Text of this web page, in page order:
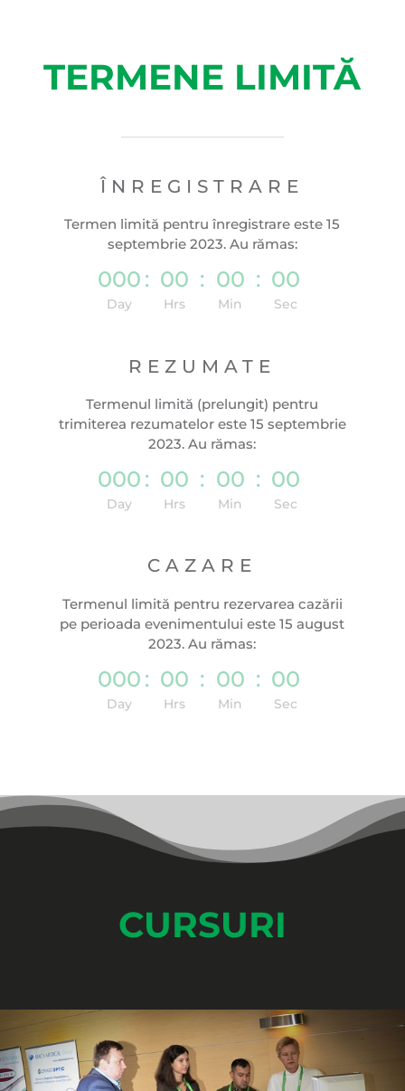
TERMENE LIMITĂ
ÎNREGISTRARE
Termen limită pentru înregistrare este 15
septembrie 2023. Au rămas:
000
Day
: 00
Hrs
: 00
Min
: 00
Sec
REZUMATE
Termenul limită (prelungit) pentru
trimiterea rezumatelor este 15 septembrie
2023. Au rămas:
000
Day
: 00
Hrs
: 00
Min
: 00
Sec
CAZARE
Termenul limită pentru rezervarea cazării
pe perioada evenimentului este 15 august
2023. Au rămas:
000
Day
: 00
Hrs
: 00
Min
: 00
Sec
CURSURI